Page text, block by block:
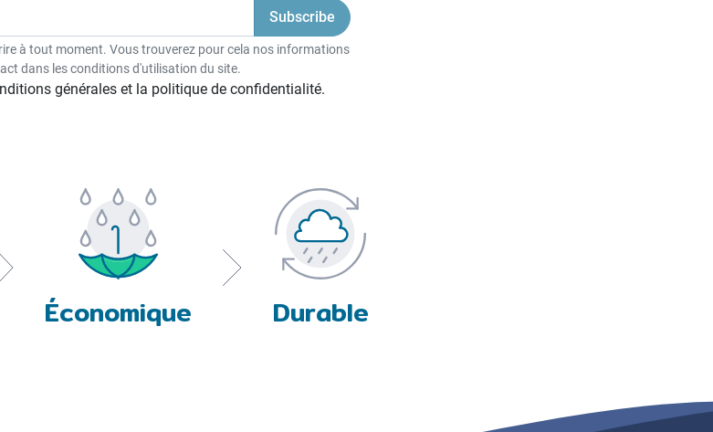
à tout moment. Vous trouverez pour cela nos informations
dans les conditions d'utilisation du site.
générales et la politique de confidentialité.
Économique Durable